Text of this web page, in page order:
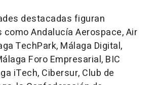
destacadas figuran
Andalucía Aerospace, Air
TechPark, Málaga Digital,
Foro Empresarial, BIC
iTech, Cibersur, Club de